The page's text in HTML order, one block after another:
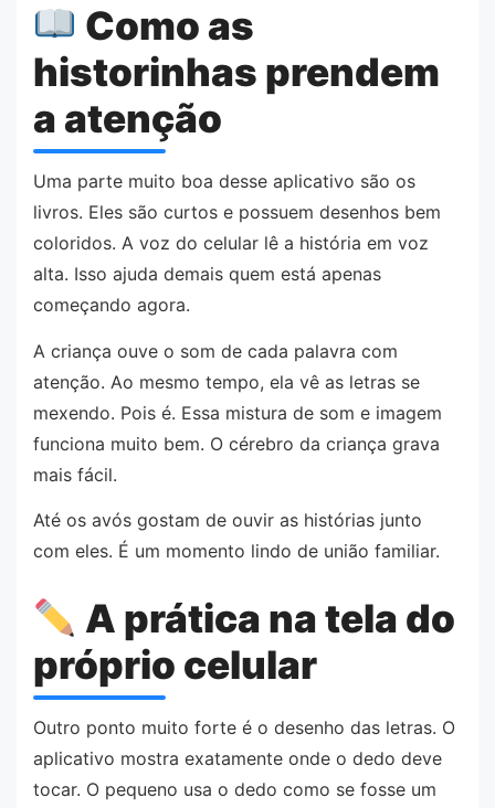
Como as
historinhas prendem
a atenção
Uma parte muito boa desse aplicativo são os
livros. Eles são curtos e possuem desenhos bem
coloridos. A voz do celular lê a história em voz
alta. Isso ajuda demais quem está apenas
começando agora.
A criança ouve o som de cada palavra com
atenção. Ao mesmo tempo, ela vê as letras se
mexendo. Pois é. Essa mistura de som e imagem
funciona muito bem. O cérebro da criança grava
mais fácil.
Até os avós gostam de ouvir as histórias junto
com eles. É um momento lindo de união familiar.
A prática na tela do
próprio celular
Outro ponto muito forte é o desenho das letras. O
aplicativo mostra exatamente onde o dedo deve
tocar. O pequeno usa o dedo como se fosse um